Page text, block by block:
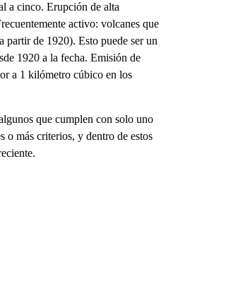
a cinco. Erupción de alta
activo: volcanes que
partir de 1920). Esto puede ser un
1920 a la fecha. Emisión de
a 1 kilómetro cúbico en los
que cumplen con solo uno
o más criterios, y dentro de estos